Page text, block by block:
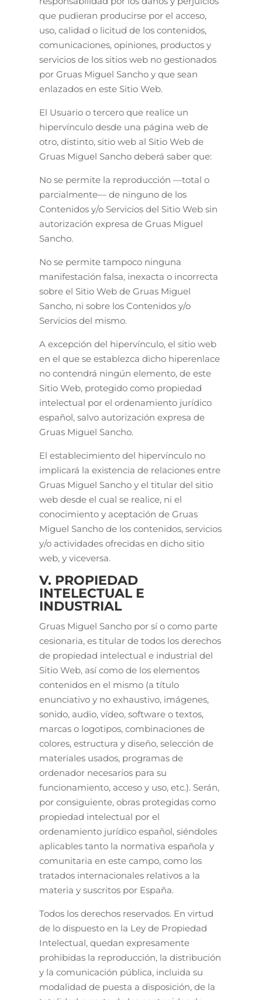
que pudieran producirse por el acceso,
uso, calidad o licitud de los contenidos,
comunicaciones, opiniones, productos y
servicios de los sitios web no gestionados
por Gruas Miguel Sancho y que sean
enlazados en este Sitio Web.
El Usuario o tercero que realice un
hipervínculo desde una página web de
otro, distinto, sitio web al Sitio Web de
Gruas Miguel Sancho deberá saber que:
No se permite la reproducción —total o
parcialmente— de ninguno de los
Contenidos y/o Servicios del Sitio Web sin
autorización expresa de Gruas Miguel
Sancho.
No se permite tampoco ninguna
manifestación falsa, inexacta o incorrecta
sobre el Sitio Web de Gruas Miguel
Sancho, ni sobre los Contenidos y/o
Servicios del mismo.
A excepción del hipervínculo, el sitio web
en el que se establezca dicho hiperenlace
no contendrá ningún elemento, de este
Sitio Web, protegido como propiedad
intelectual por el ordenamiento jurídico
español, salvo autorización expresa de
Gruas Miguel Sancho.
El establecimiento del hipervínculo no
implicará la existencia de relaciones entre
Gruas Miguel Sancho y el titular del sitio
web desde el cual se realice, ni el
conocimiento y aceptación de Gruas
Miguel Sancho de los contenidos, servicios
y/o actividades ofrecidas en dicho sitio
web, y viceversa.
V. PROPIEDAD
INTELECTUAL E
INDUSTRIAL
Gruas Miguel Sancho por sí o como parte
cesionaria, es titular de todos los derechos
de propiedad intelectual e industrial del
Sitio Web, así como de los elementos
contenidos en el mismo (a título
enunciativo y no exhaustivo, imágenes,
sonido, audio, vídeo, software o textos,
marcas o logotipos, combinaciones de
colores, estructura y diseño, selección de
materiales usados, programas de
ordenador necesarios para su
funcionamiento, acceso y uso, etc.). Serán,
por consiguiente, obras protegidas como
propiedad intelectual por el
ordenamiento jurídico español, siéndoles
aplicables tanto la normativa española y
comunitaria en este campo, como los
tratados internacionales relativos a la
materia y suscritos por España.
Todos los derechos reservados. En virtud
de lo dispuesto en la Ley de Propiedad
Intelectual, quedan expresamente
prohibidas la reproducción, la distribución
y la comunicación pública, incluida su
modalidad de puesta a disposición, de la